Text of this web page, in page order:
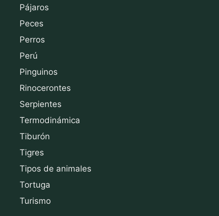
Pájaros
Peces
Perros
Perú
Pinguinos
Rinocerontes
Serpientes
Termodinámica
Tiburón
Tigres
Tipos de animales
Tortuga
Turismo